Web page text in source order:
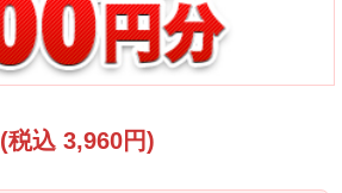
(税込 3,960円)